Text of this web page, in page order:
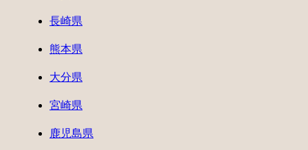
長崎県
熊本県
大分県
宮崎県
鹿児島県